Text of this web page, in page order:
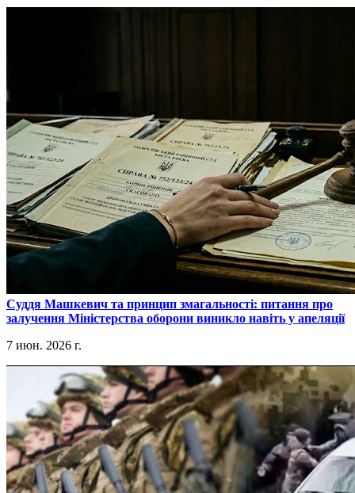
​Суддя Машкевич та принцип змагальності: питання про
залучення Міністерства оборони виникло навіть у апеляції
7 июн. 2026 г.